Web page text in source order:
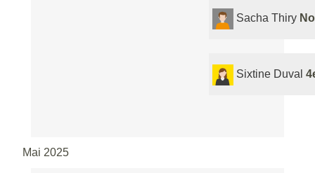
Sacha Thiry
Sixtine Duval
Mai 2025